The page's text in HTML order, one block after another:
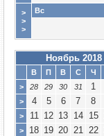
>
>
>
Вс
Ноябрь 2018
В П В С Ч
>
28 29 30 31 1
> 4 5 6 7 8
> 11 12 13 14 15
> 18 19 20 21 22